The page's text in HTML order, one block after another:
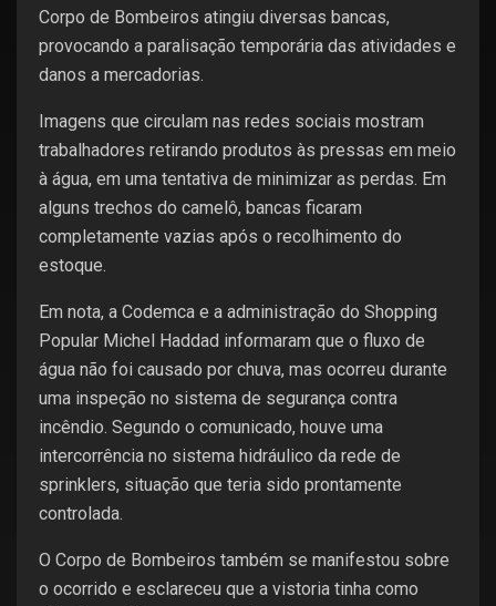
Corpo de Bombeiros atingiu diversas bancas,
provocando a paralisação temporária das atividades e
danos a mercadorias.
Imagens que circulam nas redes sociais mostram
trabalhadores retirando produtos às pressas em meio
à água, em uma tentativa de minimizar as perdas. Em
alguns trechos do camelô, bancas ficaram
completamente vazias após o recolhimento do
estoque.
Em nota, a Codemca e a administração do Shopping
Popular Michel Haddad informaram que o fluxo de
água não foi causado por chuva, mas ocorreu durante
uma inspeção no sistema de segurança contra
incêndio. Segundo o comunicado, houve uma
intercorrência no sistema hidráulico da rede de
sprinklers, situação que teria sido prontamente
controlada.
O Corpo de Bombeiros também se manifestou sobre
o ocorrido e esclareceu que a vistoria tinha como